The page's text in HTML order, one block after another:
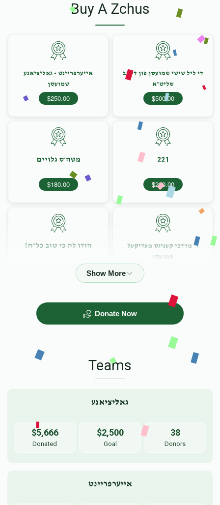
Buy A Zchus
די ליל שישי שמועסן פון די רב
שליט״א
$500.00
אייערפריינט - גאליציאנע
שמועסן
$250.00
221
$200.00
משה׳ס גלויים
$180.00
ר׳ מרדכי קעניגס מעדיקעל
שמועסן
הודו לה כי טוב כל״ח!
$91.00
$72.00
Donate Now
Teams
גאליציאנע
$5,666
Donated
$2,500
Goal
38
Donors
אייערפריינט